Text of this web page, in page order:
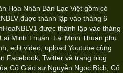
Hóa Nhân Bản Lạc Việt gồm có
đuợc thành lập vào tháng 6
được thành lập vào tháng
Minh Thuận. Lại Minh Thuận phụ
edit video, upload Youtube cùng
Facebook, Twitter và trang blog
Cố Giáo sư Nguyễn Ngọc Bích, Cố